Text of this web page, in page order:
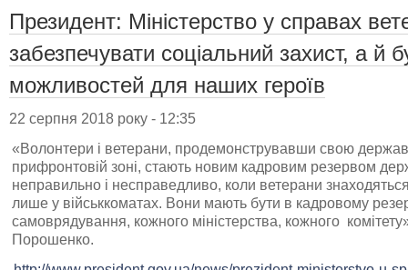
Президент: Міністерство у справах
забезпечувати соціальний захист, а й
можливостей для наших героїв
22 серпня 2018 року - 12:35
«Волонтери і ветерани, продемонструвавши свою
прифронтовій зоні, стають новим кадровим резервом
неправильно і несправедливо, коли ветерани
лише у військкоматах. Вони мають бути в кадровому
самоврядування, кожного міністерства, кожного
Порошенко.